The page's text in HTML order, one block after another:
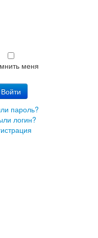
меня
Войти
пароль?
логин?